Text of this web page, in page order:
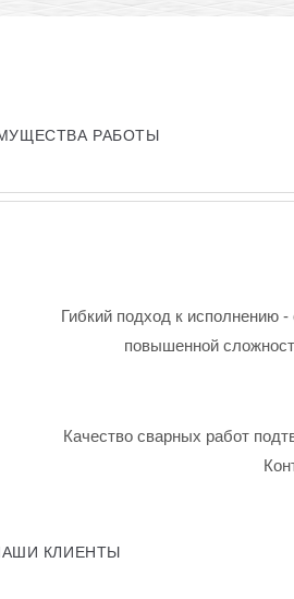
РАБОТЫ
Гибкий подход к исполнению
повышенной
Качество сварных работ
КЛИЕНТЫ